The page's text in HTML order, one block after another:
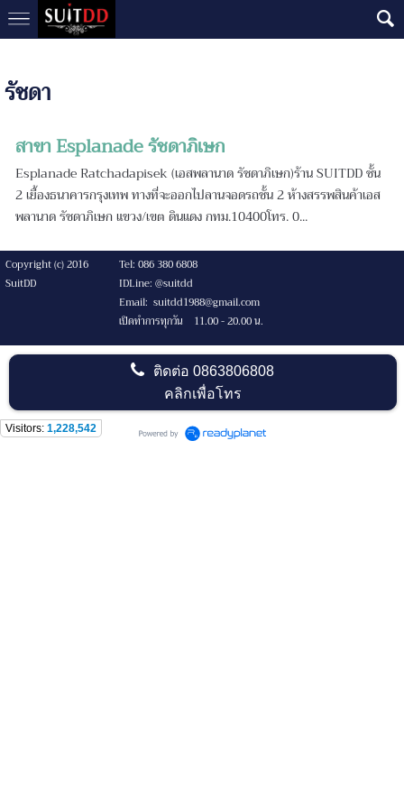
รัชดา
สาขา Esplanade รัชดาภิเษก
Esplanade Ratchadapisek (เอสพลานาด รัชดาภิเษก)ร้าน SUITDD ชั้น
2 เยื้องธนาคารกรุงเทพ ทางที่จะออกไปลานจอดรถชั้น 2 ห้างสรรพสินค้าเอส
พลานาด รัชดาภิเษก แขวง/เขต ดินแดง กทม.10400โทร. 0...
Copyright (c) 2016
Tel: 086 380 6808
SuitDD
IDLine: @suitdd
Email: suitdd1988@gmail.com
เปิดทำการทุกวัน 11.00 - 20.00 น.
ติดต่อ0863806808
คลิกเพื่อโทร
Visitors: 1,228,542